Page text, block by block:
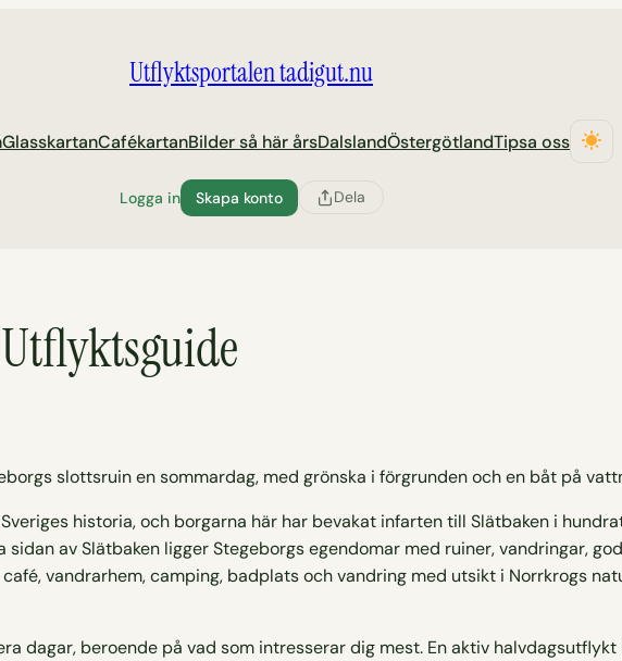
Utflyktsportalen tadigut.nu
GlasskartanCafékartanBilder så här årsDalslandÖstergötlandTipsa oss
Logga in Skapa konto Dela
historia, och borgarna här har bevakat infarten till Slätbaken i
av Slätbaken ligger Stegeborgs egendomar med ruiner, vandringar,
vandrarhem, camping, badplats och vandring med utsikt i Norrkrogs
dagar, beroende på vad som intresserar dig mest. En aktiv